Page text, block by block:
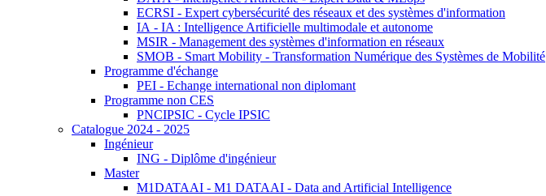
ECRSI - Expert cybersécurité des réseaux et des systèmes d'information
IA - IA : Intelligence Artificielle multimodale et autonome
MSIR - Management des systèmes d'information en réseaux
SMOB - Smart Mobility - Transformation Numérique des Systèmes de Mobilité
Programme d'échange
PEI - Echange international non diplomant
Programme non CES
PNCIPSIC - Cycle IPSIC
Catalogue 2024 - 2025
Ingénieur
ING - Diplôme d'ingénieur
Master
M1DATAAI - M1 DATAAI - Data and Artificial Intelligence